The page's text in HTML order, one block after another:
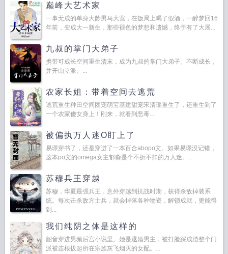
巅峰大艺术家
一事无成的单身大龄男马大宽，在饭局上喝了假酒，一醉梦回16
年前，变成大一新生，那些褪色的梦想和遗憾，终于有了大展...
九叔的掌门大弟子
携带可成长空间重生清末，成为九叔的掌门大弟子。不断成长，
并开山立派。...
农家长姐：带着空间去逃荒
逃荒重生种田空间团宠萌宝基建甜宠宋清瑶重生了，还重生到了
一个农家傻女身上！刚来，就看到恶毒...
被偏执万人迷O盯上了
易璟穿书了，还是穿进了一本百合abopo文。如果易璟没记错，
这本po文的omega女主郁淼是个不折不扣的万人迷。...
苏穆兵王穿越
苏穆，华夏最强兵王，意外穿越到抗战时期，获得杀敌掉装系
统。每次击杀敌方士兵，就会掉落各种物资，解锁成就，更能得
到...
我们纯阴之体是这样的
韶音穿进男频后宫小说里。她是退婚男主，被打脸踩成渣整个门
派被连根拔起所在宗族灰飞烟灭的女配。...